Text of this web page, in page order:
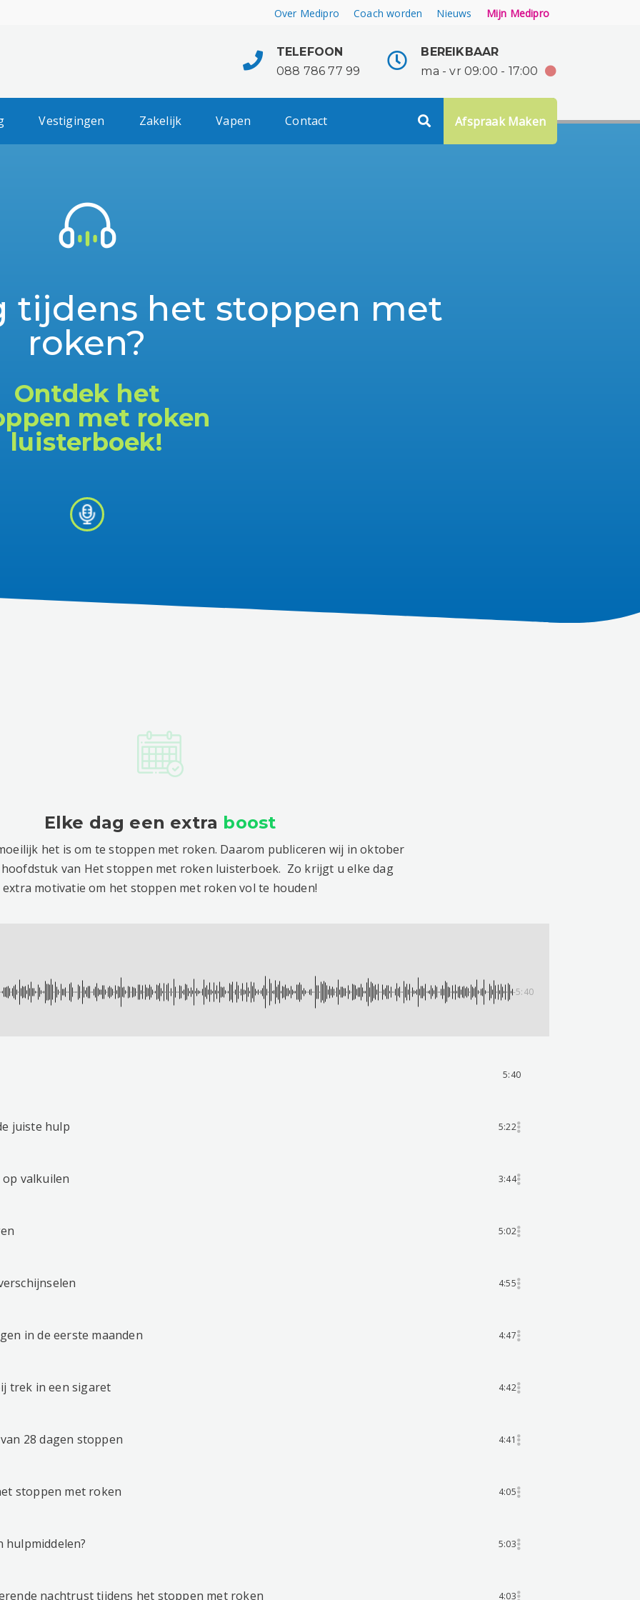
Over Medipro Coach worden Nieuws Mijn Medipro
TELEFOON
088 786 77 99
BEREIKBAAR
ma - vr 09:00 - 17:00
Vestigingen Zakelijk Vapen Contact Afspraak Maken
tijdens het stoppen met
roken?
Ontdek het
met roken
luisterboek!
Elke dag een extra boost
het is om te stoppen met roken. Daarom publiceren wij in oktober
van Het stoppen met roken luisterboek. Zo krijgt u elke dag
extra motivatie om het stoppen met roken vol te houden!
-5:40
5:40
juiste hulp 5:22
valkuilen 3:44
5:02
4:55
in de eerste maanden 4:47
trek in een sigaret 4:42
28 dagen stoppen 4:41
stoppen met roken 4:05
hulpmiddelen? 5:03
nachtrust tijdens het stoppen met roken 4:03